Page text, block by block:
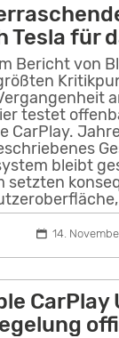
Tesla für
Bericht von
testet
CarPlay.
bleibt
setzten
14.
CarPlay